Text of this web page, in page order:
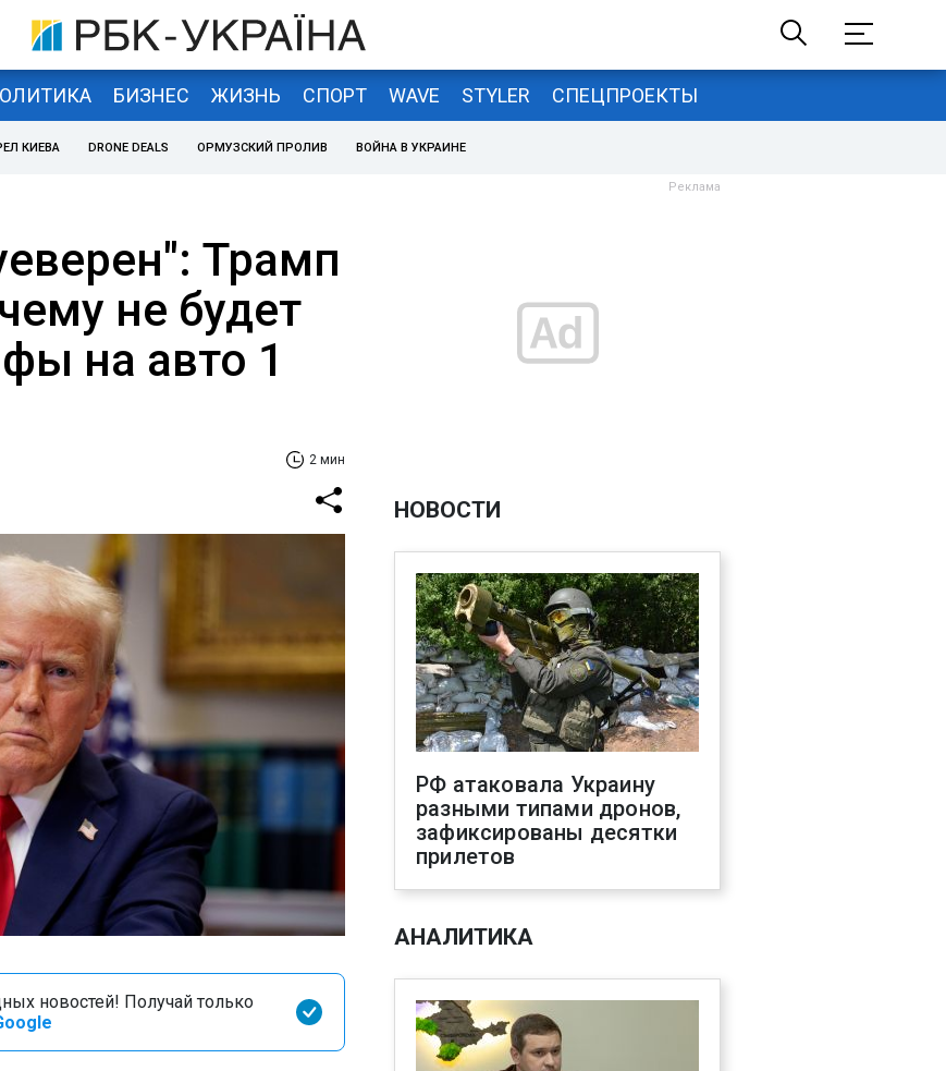
БИЗНЕС ЖИЗНЬ СПОРТ WAVE STYLER СПЕЦПРОЕКТЫ
КИЕВА DRONE DEALS ОРМУЗСКИЙ ПРОЛИВ ВОЙНА В УКРАИНЕ
Трамп
не будет
на авто 1
2 мин
новостей! Получай только
НОВОСТИ
РФ атаковала Украину
разными типами дронов,
зафиксированы десятки
прилетов
АНАЛИТИКА